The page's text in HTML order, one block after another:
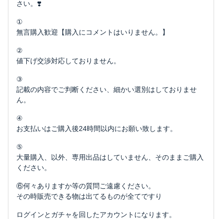
さい。❣️
①
無言購入歓迎【購入にコメントはいりません。】
②
値下げ交渉対応しておりません。
③
記載の内容でご判断ください、細かい選別はしておりませ
ん。
④
お支払いはご購入後24時間以内にお願い致します。
⑤
大量購入、以外、専用出品はしていません、そのままご購入
ください。
⑥何々ありますか等の質問ご遠慮ください。
その時販売できる物は出てるものが全てですり
ログインとガチャを回したアカウントになります。